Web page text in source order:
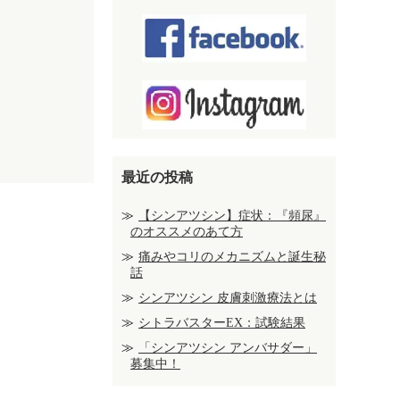
最近の投稿
【シンアツシン】症状：『頻尿』
のオススメのあて方
痛みやコリのメカニズムと誕生秘
話
シンアツシン 皮膚刺激療法とは
シトラバスターEX：試験結果
「シンアツシン アンバサダー」
募集中！